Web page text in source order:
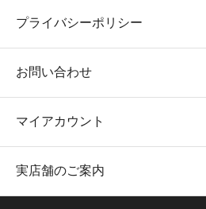
プライバシーポリシー
お問い合わせ
マイアカウント
実店舗のご案内